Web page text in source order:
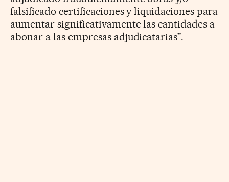
falsificado certificaciones y liquidaciones para
aumentar significativamente las cantidades a
abonar a las empresas adjudicatarias”.